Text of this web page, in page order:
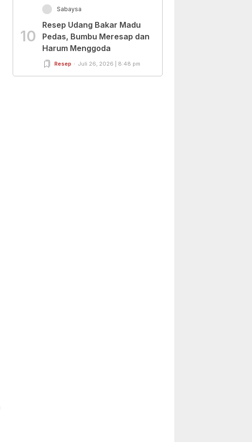
10
Sabaysa
Resep Udang Bakar Madu
Pedas, Bumbu Meresap dan
Harum Menggoda
Resep Juli 26, 2026 | 8:48 pm